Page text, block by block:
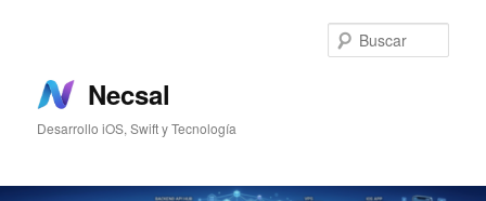
principal
Necsal
Desarrollo iOS, Swift y Tecnología